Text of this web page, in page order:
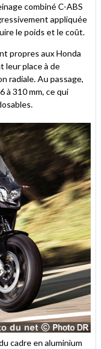
combiné C-ABS
appliquée
le poids et le coût.
propres aux Honda
leur place à de
radiale. Au passage,
à 310 mm, ce qui
cadre en aluminium